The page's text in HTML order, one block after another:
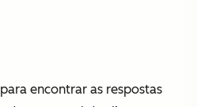
encontrar as respostas